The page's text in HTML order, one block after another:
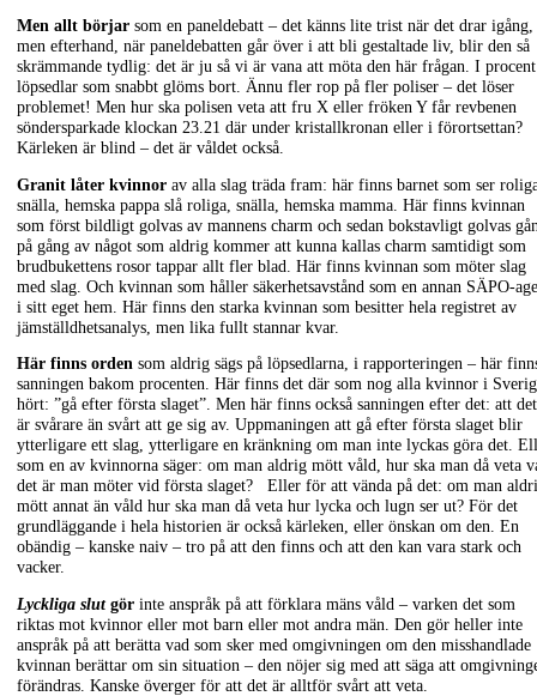
Men allt börjar som en paneldebatt – det känns lite trist när det drar igång,
men efterhand, när paneldebatten går över i att bli gestaltade liv, blir den så
skrämmande tydlig: det är ju så vi är vana att möta den här frågan. I
löpsedlar som snabbt glöms bort. Ännu fler rop på fler poliser – det löser
problemet! Men hur ska polisen veta att fru X eller fröken Y får revbenen
söndersparkade klockan 23.21 där under kristallkronan eller i förortsettan?
Kärleken är blind – det är våldet också.
Granit låter kvinnor av alla slag träda fram: här finns barnet som ser
snälla, hemska pappa slå roliga, snälla, hemska mamma. Här finns kvinnan
som först bildligt golvas av mannens charm och sedan bokstavligt golvas
på gång av något som aldrig kommer att kunna kallas charm samtidigt som
brudbukettens rosor tappar allt fler blad. Här finns kvinnan som möter slag
med slag. Och kvinnan som håller säkerhetsavstånd som en annan SÄPO-
i sitt eget hem. Här finns den starka kvinnan som besitter hela registret av
jämställdhetsanalys, men lika fullt stannar kvar.
Här finns orden som aldrig sägs på löpsedlarna, i rapporteringen – här
sanningen bakom procenten. Här finns det där som nog alla kvinnor i
hört: ”gå efter första slaget”. Men här finns också sanningen efter det: att det
är svårare än svårt att ge sig av. Uppmaningen att gå efter första slaget blir
ytterligare ett slag, ytterligare en kränkning om man inte lyckas göra det.
som en av kvinnorna säger: om man aldrig mött våld, hur ska man då veta
det är man möter vid första slaget? Eller för att vända på det: om man
mött annat än våld hur ska man då veta hur lycka och lugn ser ut? För det
grundläggande i hela historien är också kärleken, eller önskan om den. En
obändig – kanske naiv – tro på att den finns och att den kan vara stark och
vacker.
Lyckliga slutgör inte anspråk på att förklara mäns våld – varken det som
riktas mot kvinnor eller mot barn eller mot andra män. Den gör heller inte
anspråk på att berätta vad som sker med omgivningen om den misshandlade
kvinnan berättar om sin situation – den nöjer sig med att säga att
förändras. Kanske överger för att det är alltför svårt att veta.